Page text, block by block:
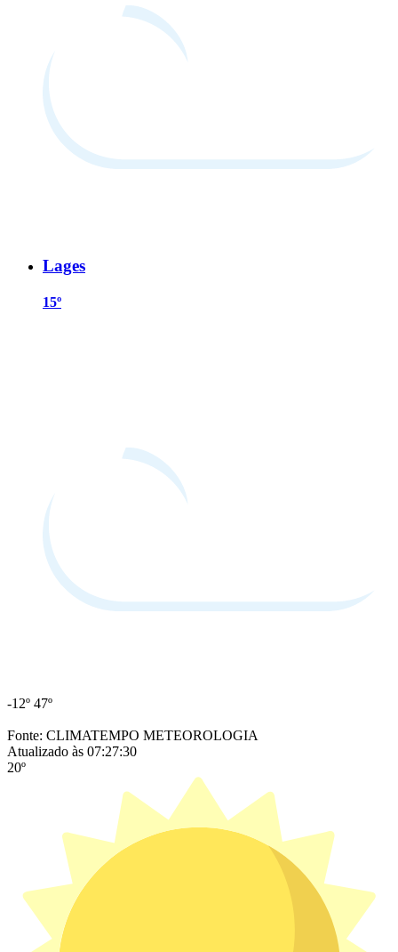
Lages
15º
-12º 47º
Fonte: CLIMATEMPO METEOROLOGIA
Atualizado às 07:27:30
20º